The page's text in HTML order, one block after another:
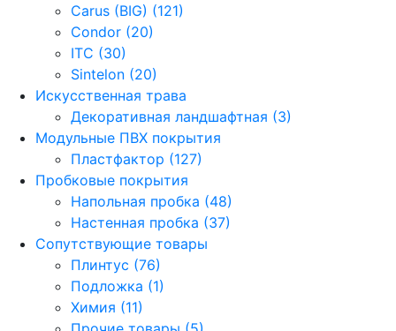
Carus (BIG) (121)
Condor (20)
ITC (30)
Sintelon (20)
Искусственная трава
Декоративная ландшафтная (3)
Модульные ПВХ покрытия
Пластфактор (127)
Пробковые покрытия
Напольная пробка (48)
Настенная пробка (37)
Сопутствующие товары
Плинтус (76)
Подложка (1)
Химия (11)